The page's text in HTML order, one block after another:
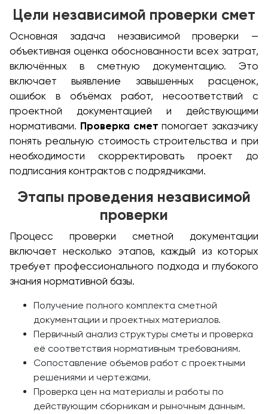
Цели независимой проверки смет
Основная задача независимой проверки —
объективная оценка обоснованности всех затрат,
включённых в сметную документацию. Это
включает выявление завышенных расценок,
ошибок в объёмах работ, несоответствий с
проектной документацией и действующими
нормативами. Проверка смет помогает заказчику
понять реальную стоимость строительства и при
необходимости скорректировать проект до
подписания контрактов с подрядчиками.
Этапы проведения независимой
проверки
Процесс проверки сметной документации
включает несколько этапов, каждый из которых
требует профессионального подхода и глубокого
знания нормативной базы.
Получение полного комплекта сметной
документации и проектных материалов.
Первичный анализ структуры сметы и проверка
её соответствия нормативным требованиям.
Сопоставление объёмов работ с проектными
решениями и чертежами.
Проверка цен на материалы и работы по
действующим сборникам и рыночным данным.